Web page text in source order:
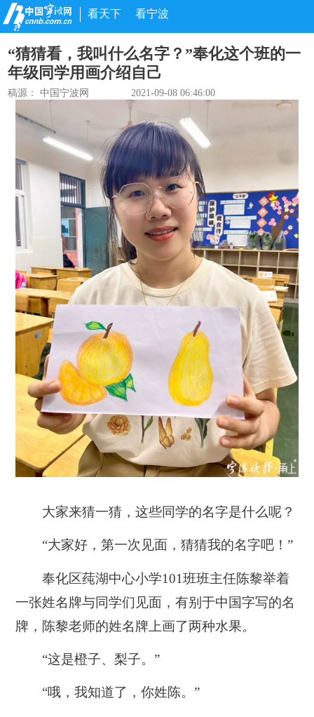
看天下 看宁波
“猜猜看，我叫什么名字？”奉化这个班的一
年级同学用画介绍自己
稿源：中国宁波网 2021-09-08 06:46:00
大家来猜一猜，这些同学的名字是什么呢？
“大家好，第一次见面，猜猜我的名字吧！”
奉化区莼湖中心小学101班班主任陈黎举着
一张姓名牌与同学们见面，有别于中国字写的名
牌，陈黎老师的姓名牌上画了两种水果。
“这是橙子、梨子。”
“哦，我知道了，你姓陈。”